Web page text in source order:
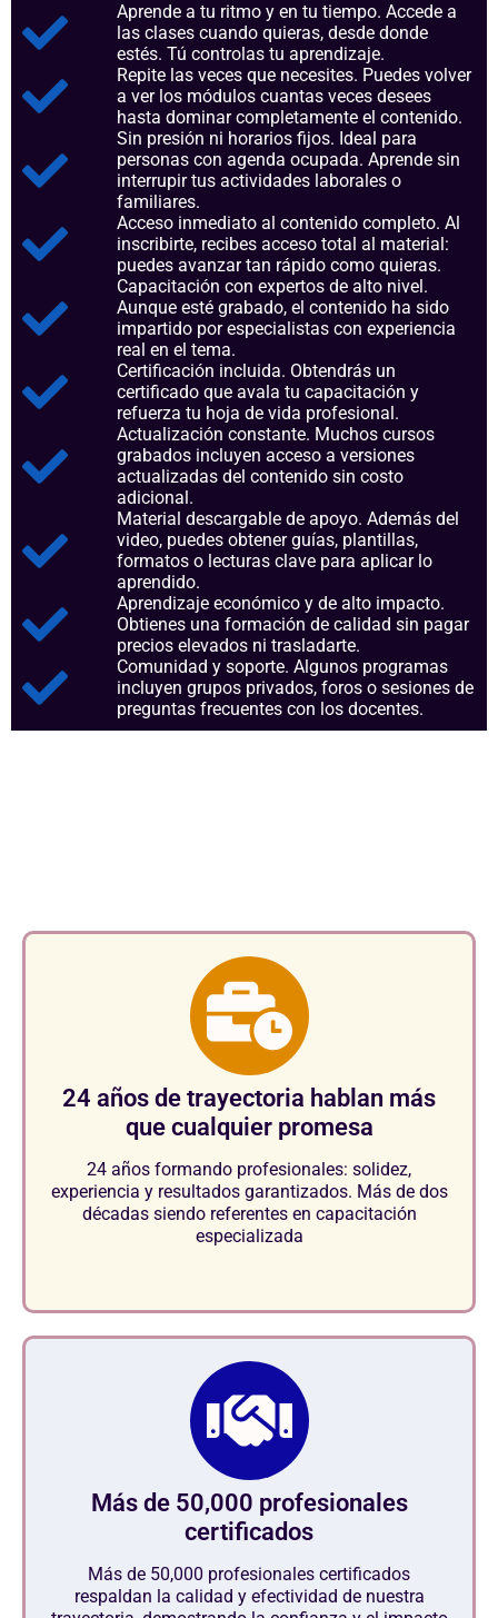
Aprende a tu ritmo y en tu tiempo. Accede a
las clases cuando quieras, desde donde
estés. Tú controlas tu aprendizaje.
Repite las veces que necesites. Puedes volver
a ver los módulos cuantas veces desees
hasta dominar completamente el contenido.
Sin presión ni horarios fijos. Ideal para
personas con agenda ocupada. Aprende sin
interrupir tus actividades laborales o
familiares.
Acceso inmediato al contenido completo. Al
inscribirte, recibes acceso total al material:
puedes avanzar tan rápido como quieras.
Capacitación con expertos de alto nivel.
Aunque esté grabado, el contenido ha sido
impartido por especialistas con experiencia
real en el tema.
Certificación incluida. Obtendrás un
certificado que avala tu capacitación y
refuerza tu hoja de vida profesional.
Actualización constante. Muchos cursos
grabados incluyen acceso a versiones
actualizadas del contenido sin costo
adicional.
Material descargable de apoyo. Además del
video, puedes obtener guías, plantillas,
formatos o lecturas clave para aplicar lo
aprendido.
Aprendizaje económico y de alto impacto.
Obtienes una formación de calidad sin pagar
precios elevados ni trasladarte.
Comunidad y soporte. Algunos programas
incluyen grupos privados, foros o sesiones de
preguntas frecuentes con los docentes.
24 años de trayectoria hablan más
que cualquier promesa
24 años formando profesionales: solidez,
experiencia y resultados garantizados. Más de dos
décadas siendo referentes en capacitación
especializada
Más de 50,000 profesionales
certificados
Más de 50,000 profesionales certificados
respaldan la calidad y efectividad de nuestra